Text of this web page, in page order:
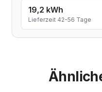
19,2 kWh
Lieferzeit 42-56 Tage